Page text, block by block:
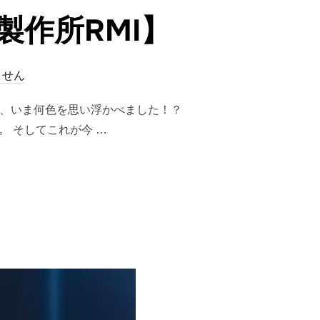
所RMI】
ん
いま何色を思い浮かべました！？
そしてこれが今 …